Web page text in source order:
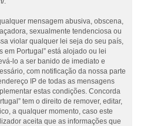
mensagem abusiva, obscena,
sexualmente tendenciosa ou
violar qualquer lei seja do seu país,
em Portugal” está alojado ou lei
lo a ser banido de imediato e
com notificação da nossa parte
IP de todas as mensagens
estas condições. Concorda
tem o direito de remover, editar,
a qualquer momento, caso este
aceita que as informações que